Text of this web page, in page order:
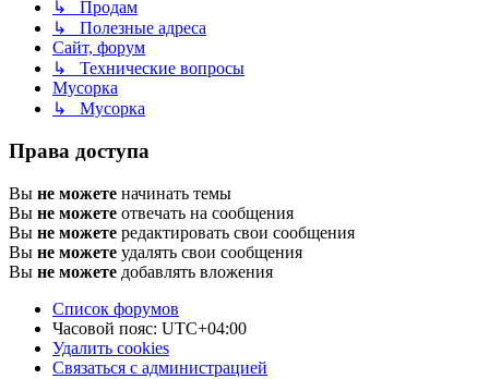
↳ Продам
↳ Полезные адреса
Сайт, форум
↳ Технические вопросы
Мусорка
↳ Мусорка
Права доступа
Вы не можете начинать темы
Вы не можете отвечать на сообщения
Вы не можете редактировать свои сообщения
Вы не можете удалять свои сообщения
Вы не можете добавлять вложения
Список форумов
Часовой пояс: UTC+04:00
Удалить cookies
Связаться с администрацией